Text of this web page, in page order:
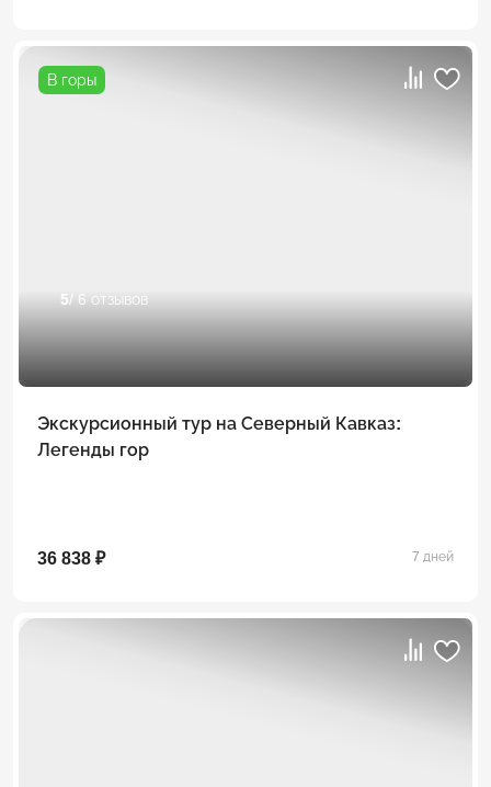
В горы
5/ 6 отзывов
Экскурсионный тур на Северный Кавказ:
Легенды гор
36 838 ₽ 7 дней